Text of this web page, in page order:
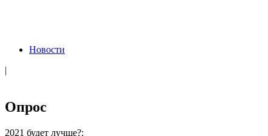
Новости
|
Опрос
2021 будет лучше?: